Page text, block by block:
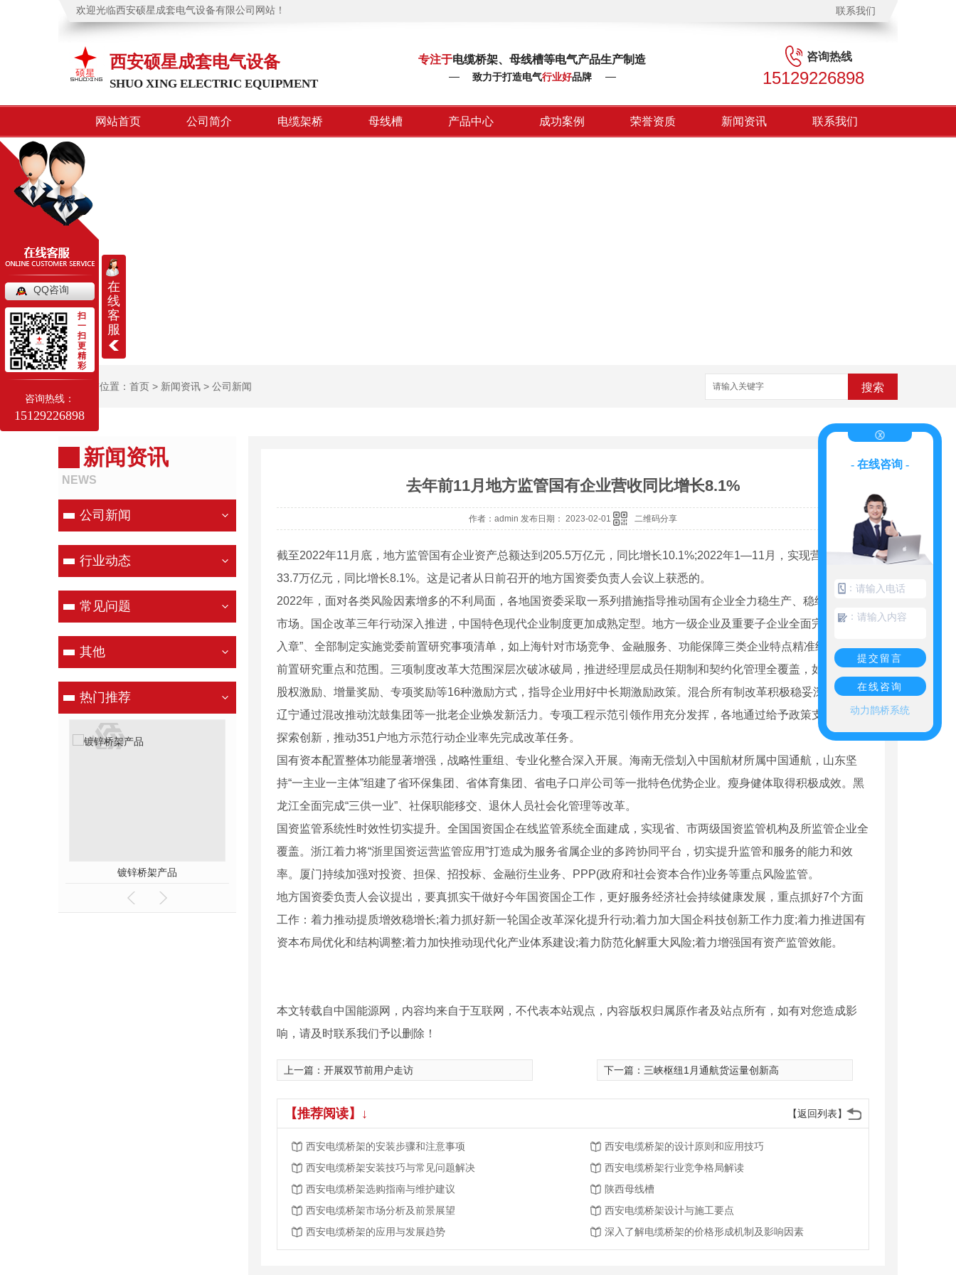
欢迎光临西安硕星成套电气设备有限公司网站！ 联系我们
西安硕星成套电气设备
SHUO XING ELECTRIC EQUIPMENT
专注于电缆桥架、母线槽等电气产品生产制造
致力于打造电气行业好品牌
咨询热线
15129226898
网站首页 公司简介 电缆架桥 母线槽 产品中心 成功案例 荣誉资质 新闻资讯 联系我们
当前位置： 首页 > 新闻资讯 > 公司新闻 搜索
新闻资讯
NEWS
公司新闻
行业动态
常见问题
其他
热门推荐
镀锌桥架产品
去年前11月地方监管国有企业营收同比增长8.1%
作者：admin 发布日期： 2023-02-01 二维码分享
截至2022年11月底，地方监管国有企业资产总额达到205.5万亿元，同比增长10.1%;2022年1—11月，实现营业收入
33.7万亿元，同比增长8.1%。这是记者从日前召开的地方国资委负责人会议上获悉的。
2022年，面对各类风险因素增多的不利局面，各地国资委采取一系列措施指导推动国有企业全力稳生产、稳经营、稳
市场。国企改革三年行动深入推进，中国特色现代企业制度更加成熟定型。地方一级企业及重要子企业全面完成“党建
入章”、全部制定实施党委前置研究事项清单，如上海针对市场竞争、金融服务、功能保障三类企业特点精准细化党委
前置研究重点和范围。三项制度改革大范围深层次破冰破局，推进经理层成员任期制和契约化管理全覆盖，如广东出台
股权激励、增量奖励、专项奖励等16种激励方式，指导企业用好中长期激励政策。混合所有制改革积极稳妥深化，如
辽宁通过混改推动沈鼓集团等一批老企业焕发新活力。专项工程示范引领作用充分发挥，各地通过给予政策支持、鼓励
探索创新，推动351户地方示范行动企业率先完成改革任务。
国有资本配置整体功能显著增强，战略性重组、专业化整合深入开展。海南无偿划入中国航材所属中国通航，山东坚
持“一主业一主体”组建了省环保集团、省体育集团、省电子口岸公司等一批特色优势企业。瘦身健体取得积极成效。黑
龙江全面完成“三供一业”、社保职能移交、退休人员社会化管理等改革。
国资监管系统性时效性切实提升。全国国资国企在线监管系统全面建成，实现省、市两级国资监管机构及所监管企业全
覆盖。浙江着力将“浙里国资运营监管应用”打造成为服务省属企业的多跨协同平台，切实提升监管和服务的能力和效
率。厦门持续加强对投资、担保、招投标、金融衍生业务、PPP(政府和社会资本合作)业务等重点风险监管。
地方国资委负责人会议提出，要真抓实干做好今年国资国企工作，更好服务经济社会持续健康发展，重点抓好7个方面
工作：着力推动提质增效稳增长;着力抓好新一轮国企改革深化提升行动;着力加大国企科技创新工作力度;着力推进国有
资本布局优化和结构调整;着力加快推动现代化产业体系建设;着力防范化解重大风险;着力增强国有资产监管效能。
本文转载自中国能源网，内容均来自于互联网，不代表本站观点，内容版权归属原作者及站点所有，如有对您造成影
响，请及时联系我们予以删除！
上一篇： 开展双节前用户走访 下一篇： 三峡枢纽1月通航货运量创新高
【返回列表】
【推荐阅读】↓
西安电缆桥架的安装步骤和注意事项
西安电缆桥架的设计原则和应用技巧
西安电缆桥架安装技巧与常见问题解决
西安电缆桥架行业竞争格局解读
西安电缆桥架选购指南与维护建议
陕西母线槽
西安电缆桥架市场分析及前景展望
西安电缆桥架设计与施工要点
西安电缆桥架的应用与发展趋势
深入了解电缆桥架的价格形成机制及影响因素
在
线
客
服
QQ咨询
扫
一
扫
更
精
彩
咨询热线：
15129226898
- 在线咨询 -
：
：
提交留言
在线咨询
动力鹊桥系统